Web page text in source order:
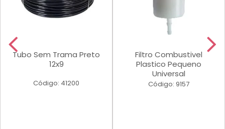
Tubo Sem Trama Preto
12x9
Código: 41200
Filtro Combustivel
Plastico Pequeno
Universal
Código: 9157